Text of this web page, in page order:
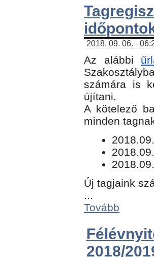
2018. 09. 06. -
Az alábbi
számára is
újítani.
​A kötelező
minden
Új tagjaink
...
Tovább
2018/